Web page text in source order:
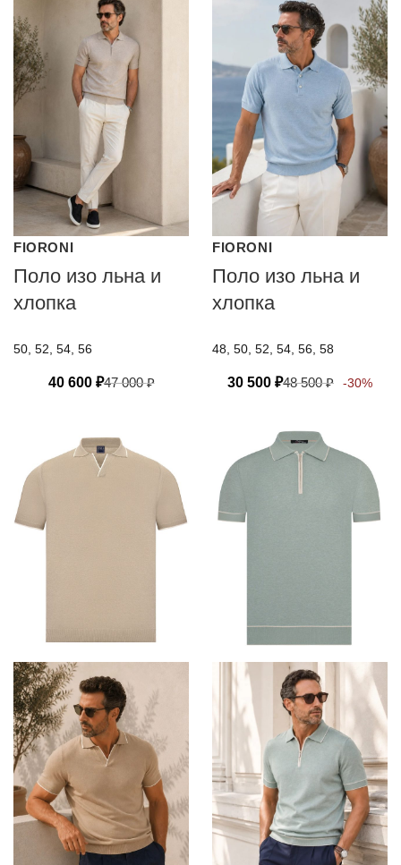
FIORONI
Поло изо льна и
хлопка
50, 52, 54, 56
40 600 ₽47 000₽
FIORONI
Поло изо льна и
хлопка
48, 50, 52, 54, 56, 58
30 500 ₽48 500₽ -30%